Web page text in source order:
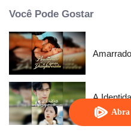
Você Pode Gostar
A